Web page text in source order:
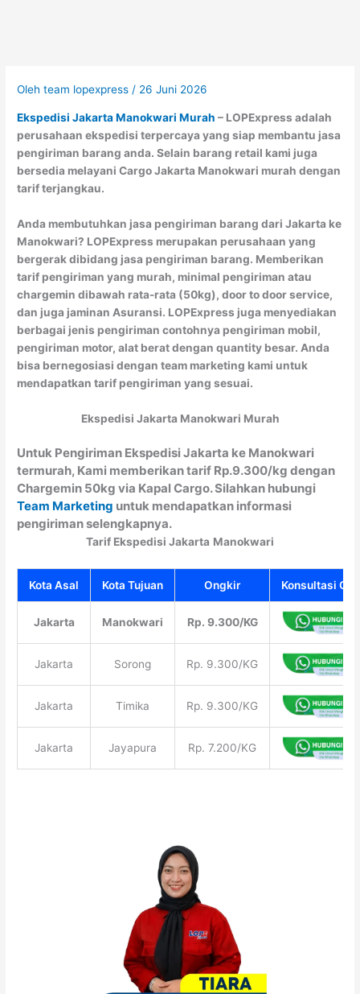
Olehteam lopexpress / 26 Juni 2026
Ekspedisi Jakarta Manokwari Murah – LOPExpress adalah
perusahaan ekspedisi terpercaya yang siap membantu jasa
pengiriman barang anda. Selain barang retail kami juga
bersedia melayani Cargo Jakarta Manokwari murah dengan
tarif terjangkau.
Anda membutuhkan jasa pengiriman barang dari Jakarta ke
Manokwari? LOPExpress merupakan perusahaan yang
bergerak dibidang jasa pengiriman barang. Memberikan
tarif pengiriman yang murah, minimal pengiriman atau
chargemin dibawah rata-rata (50kg), door to door service,
dan juga jaminan Asuransi. LOPExpress juga menyediakan
berbagai jenis pengiriman contohnya pengiriman mobil,
pengiriman motor, alat berat dengan quantity besar. Anda
bisa bernegosiasi dengan team marketing kami untuk
mendapatkan tarif pengiriman yang sesuai.
Ekspedisi Jakarta Manokwari Murah
Untuk Pengiriman Ekspedisi Jakarta ke Manokwari
termurah, Kami memberikan tarif Rp.9.300/kg dengan
Chargemin 50kg via Kapal Cargo. Silahkan hubungi
Team Marketing untuk mendapatkan informasi
pengiriman selengkapnya.
Tarif Ekspedisi Jakarta Manokwari
Kota Asal Kota Tujuan Ongkir Konsultasi
Jakarta Manokwari Rp. 9.300/KG
Jakarta Sorong Rp. 9.300/KG
Jakarta Timika Rp. 9.300/KG
Jakarta Jayapura Rp. 7.200/KG